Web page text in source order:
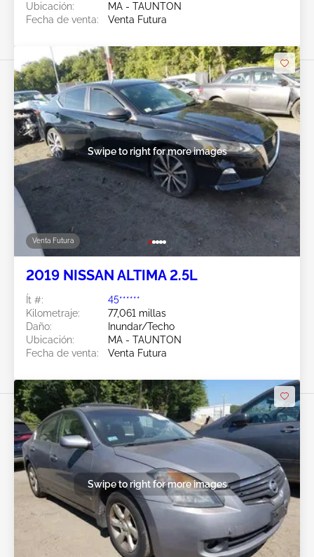
Ubicación:
MA - TAUNTON
Fecha de venta:
Venta Futura
Venta Futura
Swipe to right for more images
2019 NISSAN ALTIMA 2.5L
Ít #:
45******
Kilometraje:
77,061 millas
Daño:
Inundar/Techo
Ubicación:
MA - TAUNTON
Fecha de venta:
Venta Futura
Swipe to right for more images